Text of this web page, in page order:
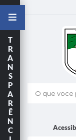
O que voce
T
R
A
N
S
P
A
R
Ê
N
C